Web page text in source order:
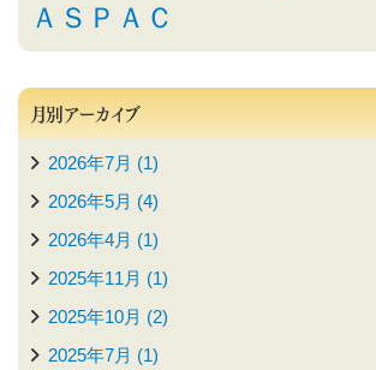
ＡＳＰＡＣ
月別アーカイブ
2026年7月 (1)
2026年5月 (4)
2026年4月 (1)
2025年11月 (1)
2025年10月 (2)
2025年7月 (1)